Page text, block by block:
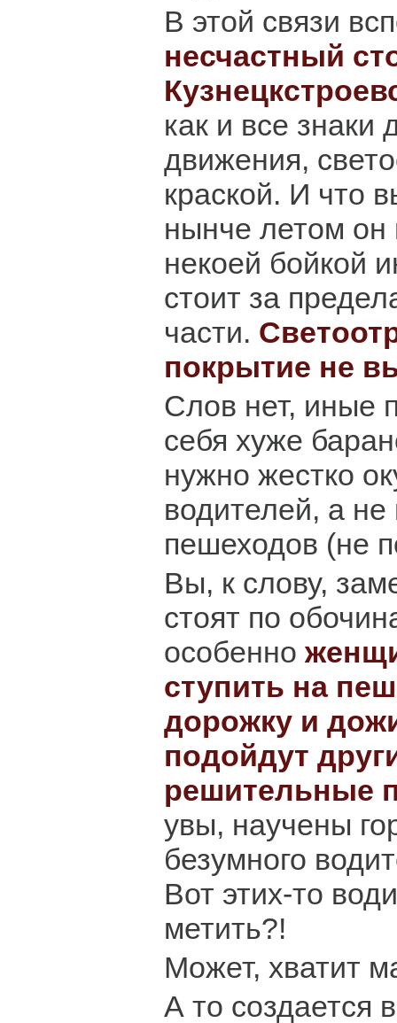
В этой связи
несчастный
как и все знаки
движения,
краской. И что
нынче летом он
некоей бойкой
стоит за
части.
покрытие не
Слов нет, иные
себя хуже
нужно жестко
водителей, а не
пешеходов (не
Вы, к слову,
стоят по
особенно
ступить на
дорожку и
подойдут
решительные
увы, научены
безумного
Вот этих-то
метить?!
Может, хватит
А то создается